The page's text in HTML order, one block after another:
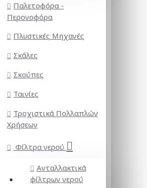
Παλετοφόρα -
Περονοφόρα
Πλυστικές Μηχανές
Σκάλες
Σκούπες
Ταινίες
Τροχιστικά Πολλαπλών
Χρήσεων
Φίλτρα νερού
Ανταλλακτικά
φίλτρων νερού